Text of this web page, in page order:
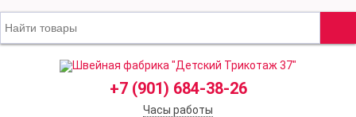
+7 (901) 684-38-26
Часы работы